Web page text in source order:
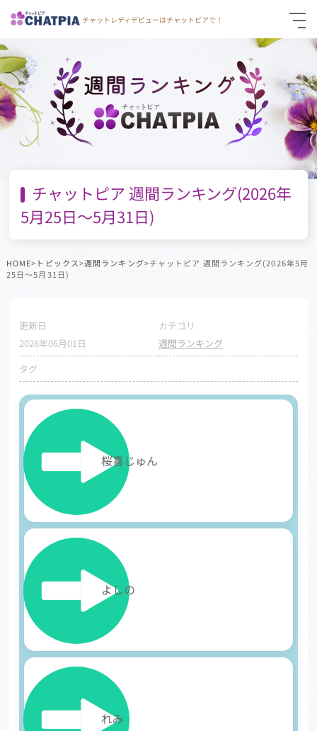
チャットレディデビューはチャットピアで！
通勤面接応募
お問い合わせ
チャットピア 週間ランキング(2026年
5月25日～5月31日)
HOME> トピックス>週間ランキング>チャットピア 週間ランキング(2026年5月
25日～5月31日)
更新日
2026年06月01日
カテゴリ
週間ランキング
タグ
桜喜じゅん
よしの
れみ